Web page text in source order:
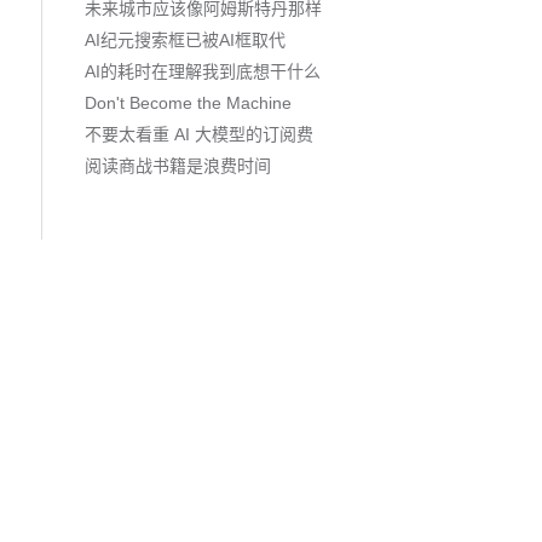
未来城市应该像阿姆斯特丹那样
AI纪元搜索框已被AI框取代
AI的耗时在理解我到底想干什么
Don't Become the Machine
不要太看重 AI 大模型的订阅费
阅读商战书籍是浪费时间